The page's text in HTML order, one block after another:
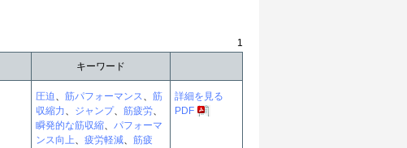
1
キーワード
圧迫 、 筋パフォーマンス、 筋
収縮力、 ジャンプ、 筋疲労、
瞬発的な筋収縮、 パフォーマ
ンス向上、 疲労軽減、 筋疲
詳細を見る
PDF